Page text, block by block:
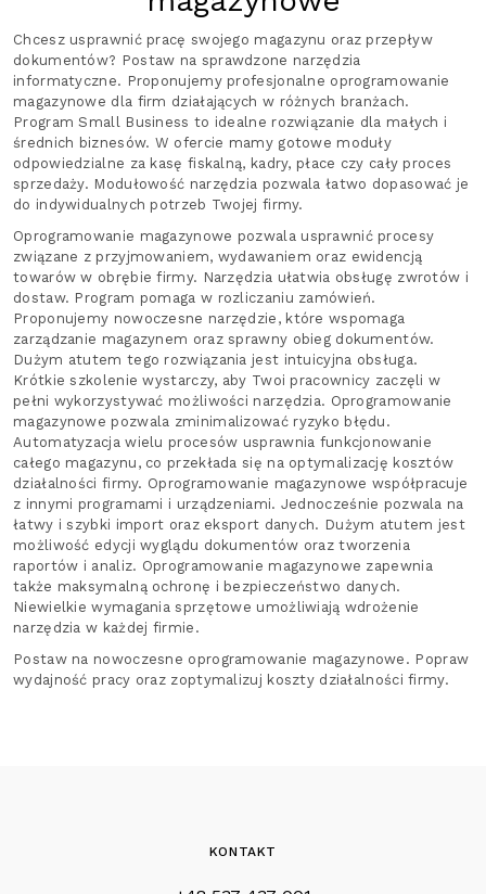
Chcesz usprawnić pracę swojego magazynu oraz przepływ
dokumentów? Postaw na sprawdzone narzędzia
informatyczne. Proponujemy profesjonalne oprogramowanie
magazynowe dla firm działających w różnych branżach.
Program Small Business to idealne rozwiązanie dla małych i
średnich biznesów. W ofercie mamy gotowe moduły
odpowiedzialne za kasę fiskalną, kadry, płace czy cały proces
sprzedaży. Modułowość narzędzia pozwala łatwo dopasować je
do indywidualnych potrzeb Twojej firmy.
Oprogramowanie magazynowe pozwala usprawnić procesy
związane z przyjmowaniem, wydawaniem oraz ewidencją
towarów w obrębie firmy. Narzędzia ułatwia obsługę zwrotów i
dostaw. Program pomaga w rozliczaniu zamówień.
Proponujemy nowoczesne narzędzie, które wspomaga
zarządzanie magazynem oraz sprawny obieg dokumentów.
Dużym atutem tego rozwiązania jest intuicyjna obsługa.
Krótkie szkolenie wystarczy, aby Twoi pracownicy zaczęli w
pełni wykorzystywać możliwości narzędzia. Oprogramowanie
magazynowe pozwala zminimalizować ryzyko błędu.
Automatyzacja wielu procesów usprawnia funkcjonowanie
całego magazynu, co przekłada się na optymalizację kosztów
działalności firmy. Oprogramowanie magazynowe współpracuje
z innymi programami i urządzeniami. Jednocześnie pozwala na
łatwy i szybki import oraz eksport danych. Dużym atutem jest
możliwość edycji wyglądu dokumentów oraz tworzenia
raportów i analiz. Oprogramowanie magazynowe zapewnia
także maksymalną ochronę i bezpieczeństwo danych.
Niewielkie wymagania sprzętowe umożliwiają wdrożenie
narzędzia w każdej firmie.
Postaw na nowoczesne oprogramowanie magazynowe. Popraw
wydajność pracy oraz zoptymalizuj koszty działalności firmy.
KONTAKT